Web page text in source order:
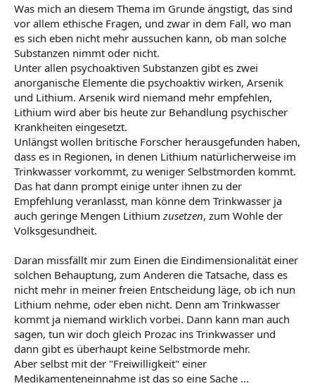
Was mich an diesem Thema im Grunde ängstigt, das sind
vor allem ethische Fragen, und zwar in dem Fall, wo man
es sich eben nicht mehr aussuchen kann, ob man solche
Substanzen nimmt oder nicht.
Unter allen psychoaktiven Substanzen gibt es zwei
anorganische Elemente die psychoaktiv wirken, Arsenik
und Lithium. Arsenik wird niemand mehr empfehlen,
Lithium wird aber bis heute zur Behandlung psychischer
Krankheiten eingesetzt.
Unlängst wollen britische Forscher herausgefunden haben,
dass es in Regionen, in denen Lithium natürlicherweise im
Trinkwasser vorkommt, zu weniger Selbstmorden kommt.
Das hat dann prompt einige unter ihnen zu der
Empfehlung veranlasst, man könne dem Trinkwasser ja
auch geringe Mengen Lithium zusetzen, zum Wohle der
Volksgesundheit.
Daran missfällt mir zum Einen die Eindimensionalität einer
solchen Behauptung, zum Anderen die Tatsache, dass es
nicht mehr in meiner freien Entscheidung läge, ob ich nun
Lithium nehme, oder eben nicht. Denn am Trinkwasser
kommt ja niemand wirklich vorbei. Dann kann man auch
sagen, tun wir doch gleich Prozac ins Trinkwasser und
dann gibt es überhaupt keine Selbstmorde mehr.
Aber selbst mit der "Freiwilligkeit" einer
Medikamenteneinnahme ist das so eine Sache ...